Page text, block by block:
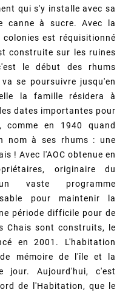
qui s'y installe avec sa
canne à sucre. Avec la
est réquisitionné
construite sur les ruines
le début des rhums
se poursuivre jusqu'en
la famille résidera à
dates importantes pour
comme en 1940 quand
nom à ses rhums : une
! Avec l'AOC obtenue en
originaire du
vaste programme
pour maintenir la
période difficile pour de
Chais sont construits, le
en 2001. L'habitation
mémoire de l'île et la
jour. Aujourd'hui, c'est
de l'Habitation, que le